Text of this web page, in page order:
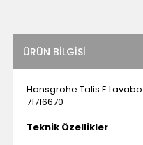
ÜRÜN BILGISI
Hansgrohe Talis E
71716670
Teknik Özellikler